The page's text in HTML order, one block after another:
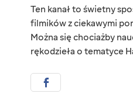
Ten kanał to świetny
filmików z ciekawymi
Można się chociażby
rękodzieła o tematyce